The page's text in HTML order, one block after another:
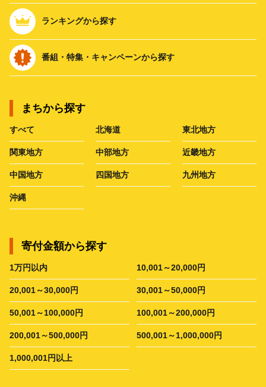
ランキングから探す
番組・特集・キャンペーンから探す
まちから探す
すべて 北海道 東北地方
関東地方 中部地方 近畿地方
中国地方 四国地方 九州地方
沖縄
寄付金額から探す
1万円以内 10,001～20,000円
20,001～30,000円 30,001～50,000円
50,001～100,000円 100,001～200,000円
200,001～500,000円 500,001～1,000,000円
1,000,001円以上